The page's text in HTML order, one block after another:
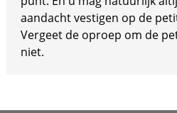
aandacht vestigen op de
Vergeet de oproep om de
niet.